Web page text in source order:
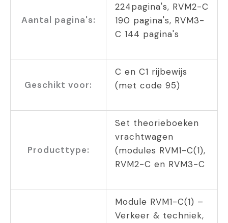
Aantal pagina's:
224pagina's, RVM2-C
190 pagina's, RVM3-
C 144 pagina's
Geschikt voor:
C en C1 rijbewijs
(met code 95)
Producttype:
Set theorieboeken
vrachtwagen
(modules RVM1-C(1),
RVM2-C en RVM3-C
Module RVM1-C(1) –
Verkeer & techniek,